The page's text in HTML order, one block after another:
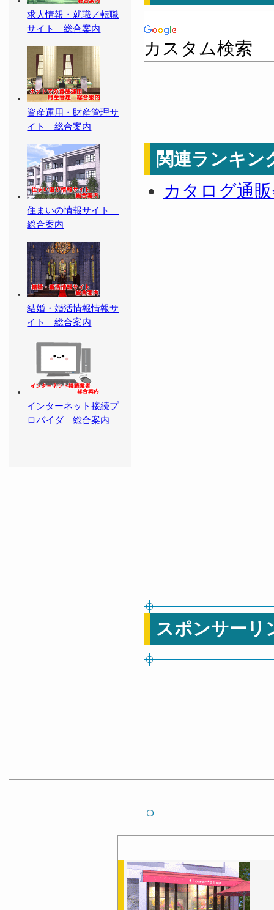
カスタム検索
関連ランキン
カタログ通
スポンサーリ
求人情報・就職／転職
サイト 総合案内
資産運用・財産管理サ
イト 総合案内
住まいの情報サイト
総合案内
結婚・婚活情報情報サ
イト 総合案内
インターネット接続プ
ロバイダ 総合案内